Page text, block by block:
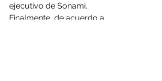
ejecutivo de Sonami.
Finalmente, de acuerdo a